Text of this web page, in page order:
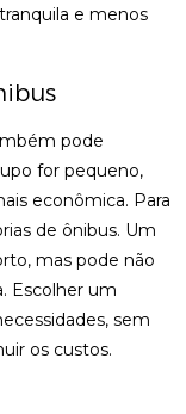
e menos
pode
for pequeno,
econômica. Para
de ônibus. Um
mas pode não
Escolher um
sem
os custos.